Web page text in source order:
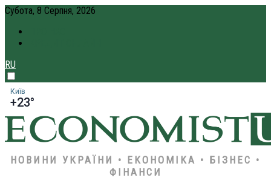
Субота, 8 Серпня, 2026
RU
Київ
+23°
НОВИНИ УКРАЇНИ • ЕКОНОМІКА • БІЗНЕС •
ФІНАНСИ